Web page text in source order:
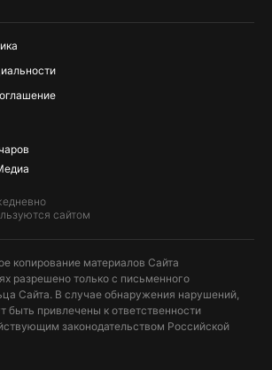
сайтом
копирование материалов Сайта
разрешено только с письменного
Сайта. В случае обнаружения нарушений,
быть привлечены к ответственности
законодательством Российской